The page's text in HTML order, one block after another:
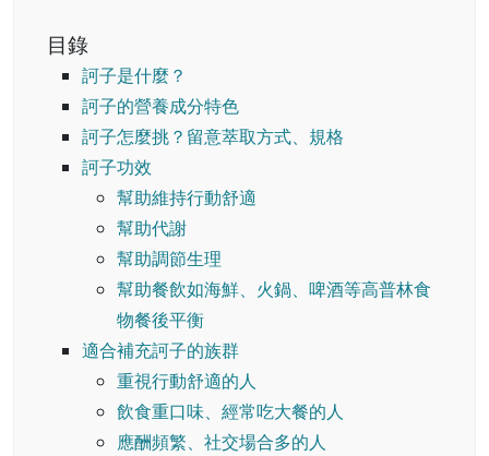
目錄
訶子是什麼？
訶子的營養成分特色
訶子怎麼挑？留意萃取方式、規格
訶子功效
幫助維持行動舒適
幫助代謝
幫助調節生理
幫助餐飲如海鮮、火鍋、啤酒等高普林食
物餐後平衡
適合補充訶子的族群
重視行動舒適的人
飲食重口味、經常吃大餐的人
應酬頻繁、社交場合多的人